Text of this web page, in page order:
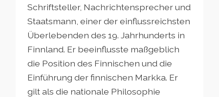
Schriftsteller, Nachrichtensprecher und
Staatsmann, einer der einflussreichsten
Überlebenden des 19. Jahrhunderts in
Finnland. Er beeinflusste maßgeblich
die Position des Finnischen und die
Einführung der finnischen Markka. Er
gilt als die nationale Philosophie